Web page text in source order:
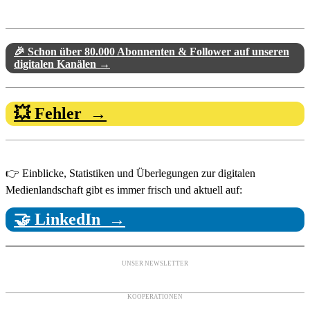
🎉 Schon über 80.000 Abonnenten & Follower auf unseren
digitalen Kanälen →
💥 Fehler →
👉 Einblicke, Statistiken und Überlegungen zur digitalen
Medienlandschaft gibt es immer frisch und aktuell auf:
🤝 LinkedIn →
UNSER NEWSLETTER
KOOPERATIONEN